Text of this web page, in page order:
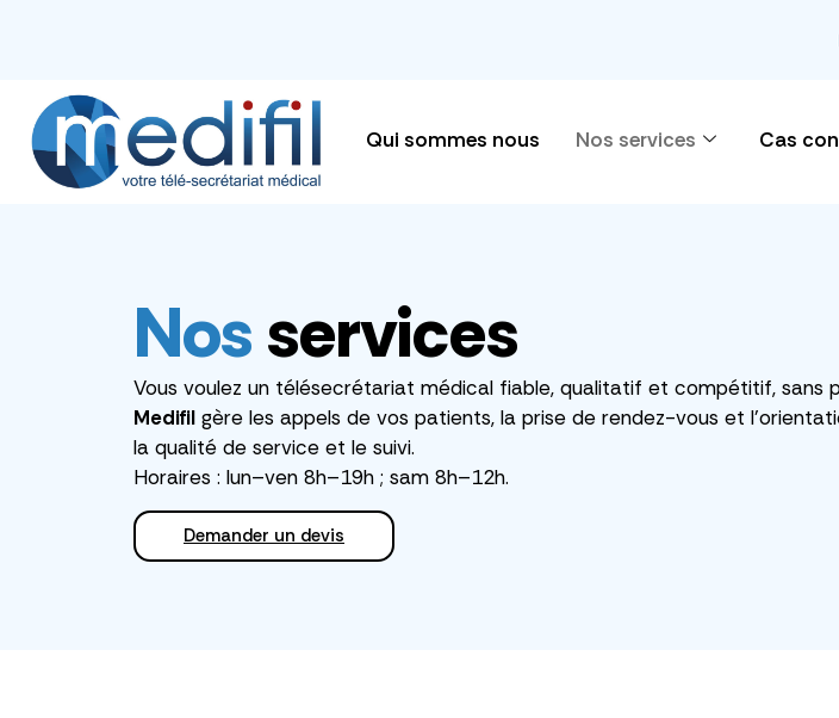
Qui sommes nous Nos services Cas
Nosservices
Vous voulez un télésecrétariat médical fiable, qualitatif et compétitif, sans
Medifil gère les appels de vos patients, la prise de rendez-vous et
la qualité de service et le suivi.
Horaires : lun–ven 8h–19h ; sam 8h–12h.
Demander un devis